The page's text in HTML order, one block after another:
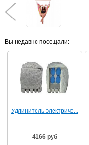
Вы недавно посещали:
Удлинитель электриче...
4166 руб